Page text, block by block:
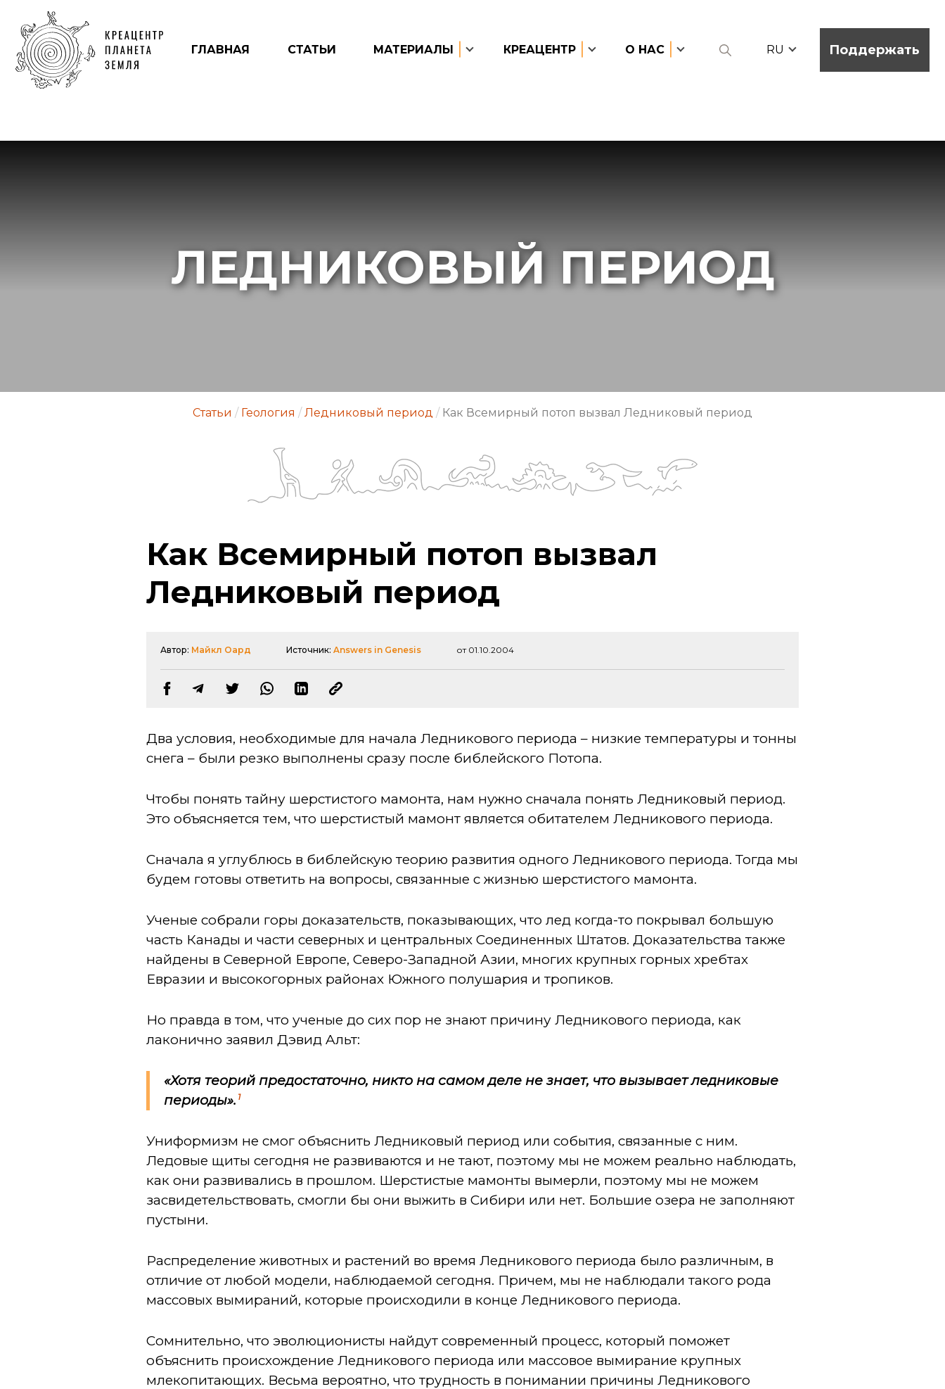
ГЛАВНАЯ СТАТЬИ МАТЕРИАЛЫ КРЕАЦЕНТР О НАС RU Поддержать
ЛЕДНИКОВЫЙ ПЕРИОД
Статьи / Геология / Ледниковый период / Как Всемирный потоп вызвал Ледниковый период
Как Всемирный потоп вызвал
Ледниковый период
Автор: Майкл Оард Источник:Answers in Genesis от 01.10.2004
Два условия, необходимые для начала Ледникового периода – низкие температуры и тонны
снега – были резко выполнены сразу после библейского Потопа.
Чтобы понять тайну шерстистого мамонта, нам нужно сначала понять Ледниковый период.
Это объясняется тем, что шерстистый мамонт является обитателем Ледникового периода.
Сначала я углублюсь в библейскую теорию развития одного Ледникового периода. Тогда мы
будем готовы ответить на вопросы, связанные с жизнью шерстистого мамонта.
Ученые собрали горы доказательств, показывающих, что лед когда-то покрывал большую
часть Канады и части северных и центральных Соединенных Штатов. Доказательства также
найдены в Северной Европе, Северо-Западной Азии, многих крупных горных хребтах
Евразии и высокогорных районах Южного полушария и тропиков.
Но правда в том, что ученые до сих пор не знают причину Ледникового периода, как
лаконично заявил Дэвид Aльт:
«Хотя теорий предостаточно, никто на самом деле не знает, что вызывает ледниковые
периоды». 1
Униформизм не смог объяснить Ледниковый период или события, связанные с ним.
Ледовые щиты сегодня не развиваются и не тают, поэтому мы не можем реально наблюдать,
как они развивались в прошлом. Шерстистые мамонты вымерли, поэтому мы не можем
засвидетельствовать, смогли бы они выжить в Сибири или нет. Большие озера не заполняют
пустыни.
Распределение животных и растений во время Ледникового периода было различным, в
отличие от любой модели, наблюдаемой сегодня. Причем, мы не наблюдали такого рода
массовых вымираний, которые происходили в конце Ледникового периода.
Сомнительно, что эволюционисты найдут современный процесс, который поможет
объяснить происхождение Ледникового периода или массовое вымирание крупных
млекопитающих. Весьма вероятно, что трудность в понимании причины Ледникового